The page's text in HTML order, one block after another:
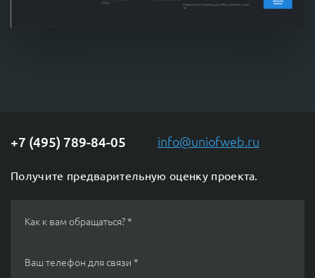
+7 (495) 789-84-05 info@uniofweb.ru
Получите предварительную оценку проекта.
Как к вам обращаться? *
Ваш телефон для связи *
Мессенджеры